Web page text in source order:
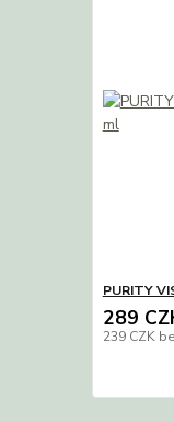
PURITY
289
239 CZK